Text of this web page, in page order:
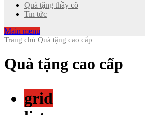
Quà tặng thầy cô
Tin tức
Main menu
Trang chủ Quà tặng cao cấp
Quà tặng cao cấp
grid